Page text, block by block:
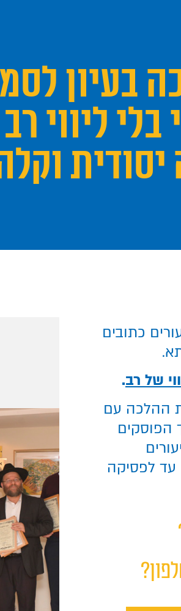
בעיון
ליווי
כתובים
של רב.
ההלכה עם
הפוסקים
עד לפסיקה